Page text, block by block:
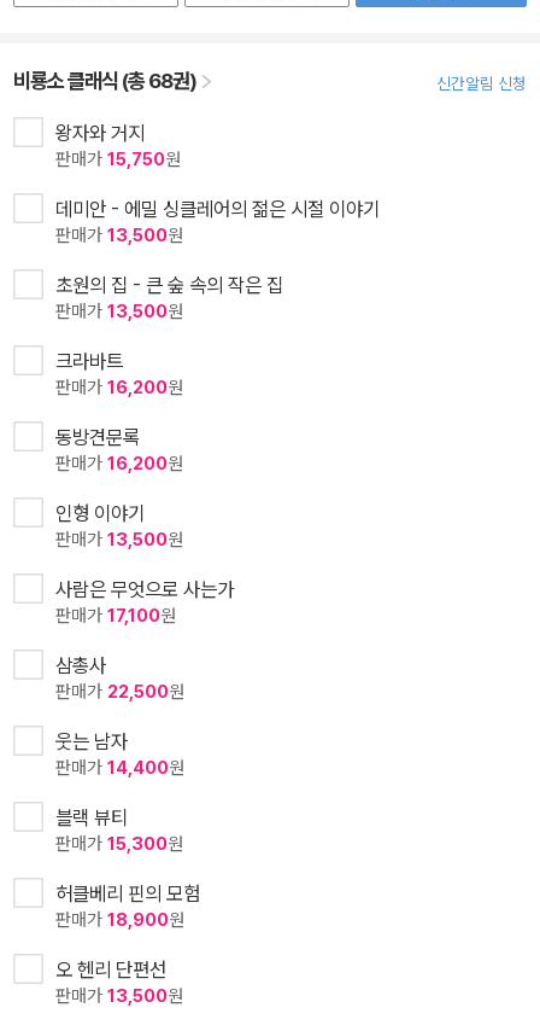
비룡소 클래식 (총 68권) 신간알림 신청
왕자와 거지
판매가 15,750원
데미안 - 에밀 싱클레어의 젊은 시절 이야기
판매가 13,500원
초원의 집 - 큰 숲 속의 작은 집
판매가 13,500원
크라바트
판매가 16,200원
동방견문록
판매가 16,200원
인형 이야기
판매가 13,500원
사람은 무엇으로 사는가
판매가 17,100원
삼총사
판매가 22,500원
웃는 남자
판매가 14,400원
블랙 뷰티
판매가 15,300원
허클베리 핀의 모험
판매가 18,900원
오 헨리 단편선
판매가 13,500원